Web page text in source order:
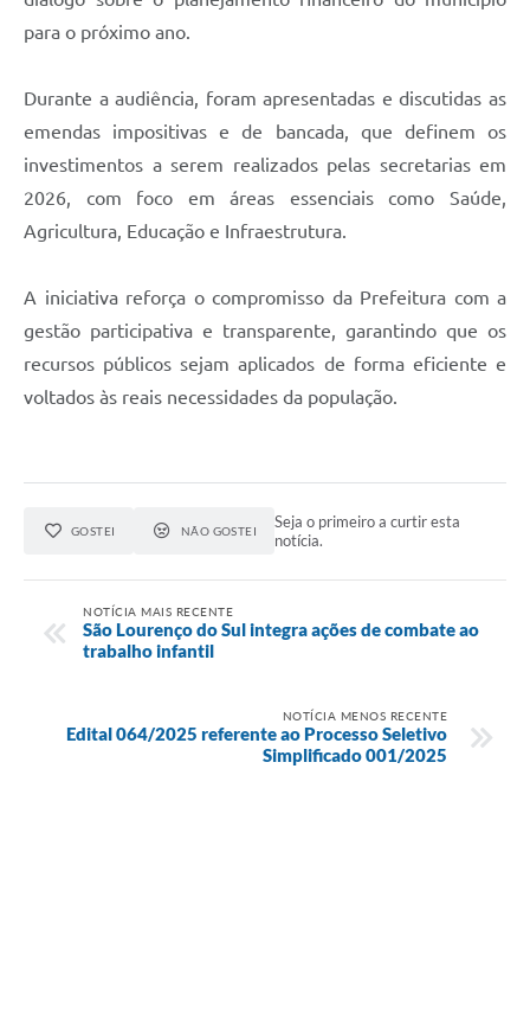
para o próximo ano.
Durante a audiência, foram apresentadas e discutidas as
emendas impositivas e de bancada, que definem os
investimentos a serem realizados pelas secretarias em
2026, com foco em áreas essenciais como Saúde,
Agricultura, Educação e Infraestrutura.
A iniciativa reforça o compromisso da Prefeitura com a
gestão participativa e transparente, garantindo que os
recursos públicos sejam aplicados de forma eficiente e
voltados às reais necessidades da população.
GOSTEI NÃO GOSTEI
Seja o primeiro a curtir esta
notícia.
NOTÍCIA MAIS RECENTE
São Lourenço do Sul integra ações de combate ao
trabalho infantil
NOTÍCIA MENOS RECENTE
Edital 064/2025 referente ao Processo Seletivo
Simplificado 001/2025